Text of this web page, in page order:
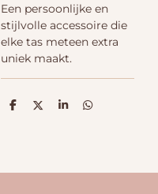
Een persoonlijke en
stijlvolle accessoire die
elke tas meteen extra
uniek maakt.
D
D
S
D